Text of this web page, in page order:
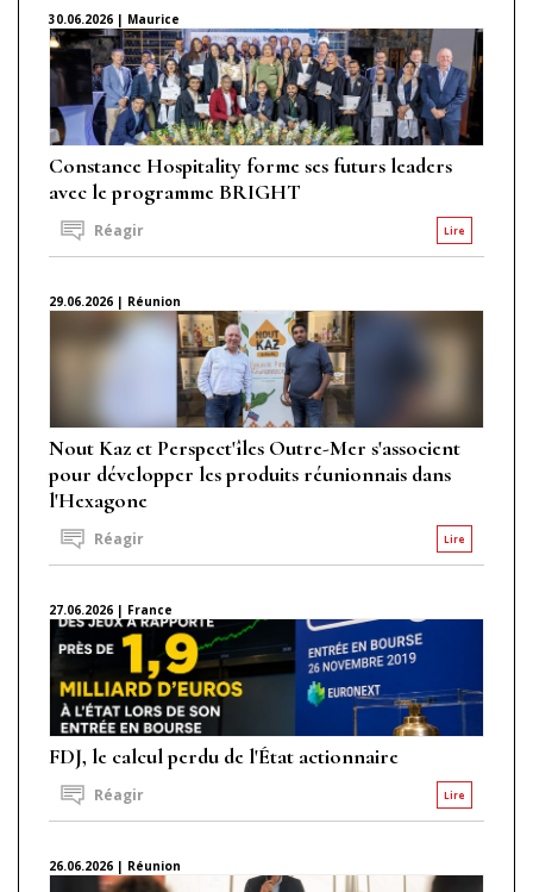
30.06.2026 | Maurice
Constance Hospitality forme ses futurs leaders
avec le programme BRIGHT
Lire
Réagir
29.06.2026 | Réunion
Nout Kaz et Perspect'îles Outre-Mer s'associent
pour développer les produits réunionnais dans
l'Hexagone
Lire
Réagir
27.06.2026 | France
FDJ, le calcul perdu de l'État actionnaire
Lire
Réagir
26.06.2026 | Réunion